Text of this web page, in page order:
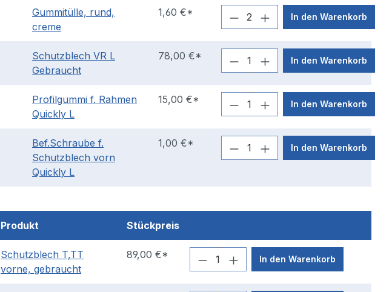
Gummitülle, rund,
creme
1,60 €* In den Warenkorb
Schutzblech VR L
Gebraucht
78,00 €* In den Warenkorb
Profilgummi f. Rahmen
Quickly L
15,00 €* In den Warenkorb
Bef.Schraube f.
Schutzblech vorn
Quickly L
1,00 €* In den Warenkorb
Produkt Stückpreis
Schutzblech T,TT
vorne, gebraucht
89,00 €* In den Warenkorb